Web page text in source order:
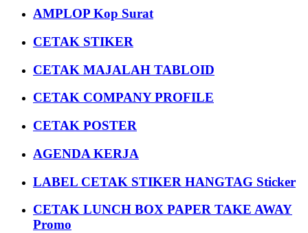
AMPLOP Kop Surat
CETAK STIKER
CETAK MAJALAH TABLOID
CETAK COMPANY PROFILE
CETAK POSTER
AGENDA KERJA
LABEL CETAK STIKER HANGTAG Sticker
CETAK LUNCH BOX PAPER TAKE AWAY
Promo